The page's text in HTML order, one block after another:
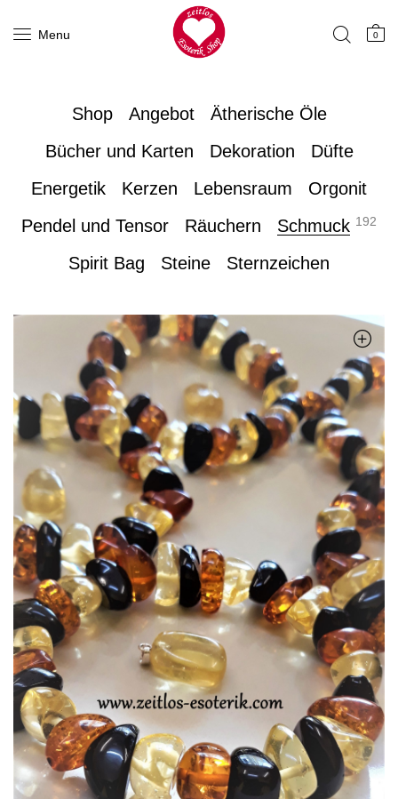
Menu 0
Shop Angebot
Ätherische Öle
Bücher und Karten
Dekoration
Düfte
Energetik
Kerzen Lebensraum
Orgonit
Pendel und Tensor
Räuchern Schmuck 192
Spirit Bag Steine Sternzeichen